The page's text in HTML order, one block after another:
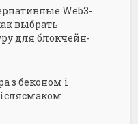
Web3-
выбрать
для блокчейн-
з беконом і